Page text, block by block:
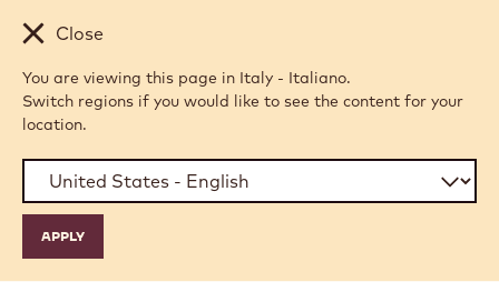
Skip to main content
Close
You are viewing this page in Italy - Italiano.
Switch regions if you would like to see the content for your
location.